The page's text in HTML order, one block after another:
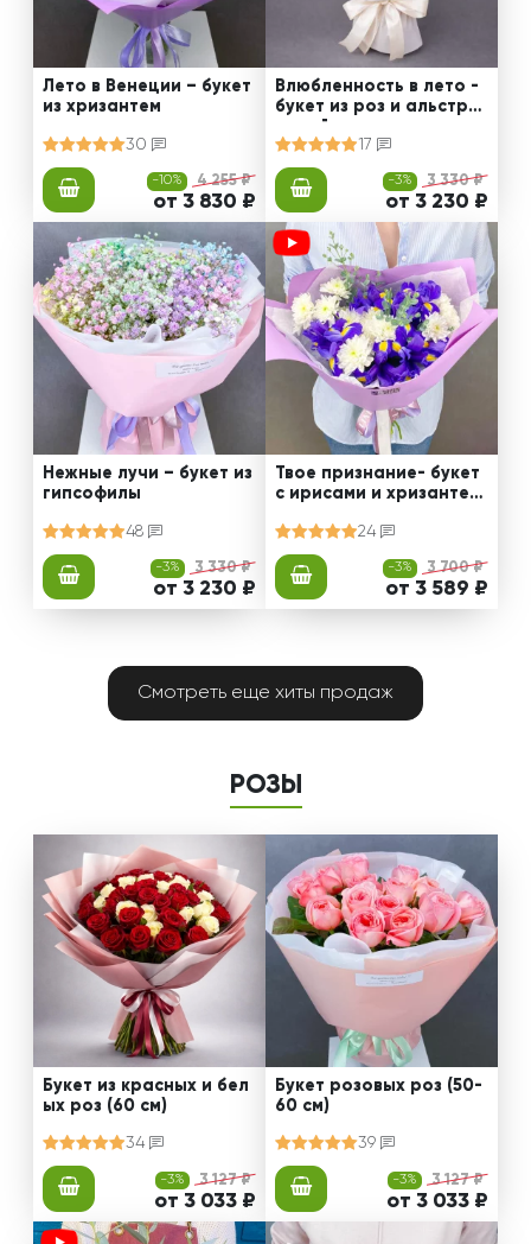
Лето в Венеции – букет
из хризантем
30
-10% 4 255 ₽
от 3 830 ₽
Влюбленность в лето -
букет из роз и альстро
мерий
17
-3% 3 330 ₽
от 3 230 ₽
Нежные лучи – букет из
гипсофилы
48
-3% 3 330 ₽
от 3 230 ₽
Твое признание- букет
с ирисами и хризантем
24
-3% 3 700 ₽
от 3 589 ₽
Смотреть еще хиты продаж
РОЗЫ
Букет из красных и бел
ых роз (60 см)
34
-3% 3 127 ₽
от 3 033 ₽
Букет розовых роз (50-
60 см)
39
-3% 3 127 ₽
от 3 033 ₽